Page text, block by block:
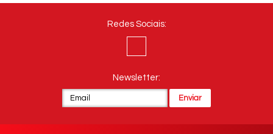
Redes Sociais:
Newsletter: